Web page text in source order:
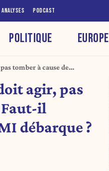
ANALYSES PODCAST
POLITIQUE EUROPE
tomber à cause de
agir, pas
Faut-il
débarque ?